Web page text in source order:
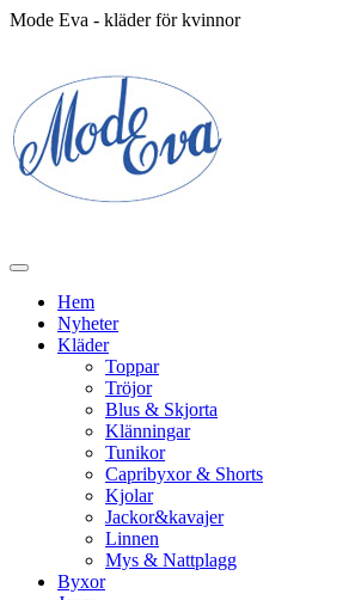
Mode Eva - kläder för kvinnor
Hem
Nyheter
Kläder
Toppar
Tröjor
Blus & Skjorta
Klänningar
Tunikor
Capribyxor & Shorts
Kjolar
Jackor&kavajer
Linnen
Mys & Nattplagg
Byxor